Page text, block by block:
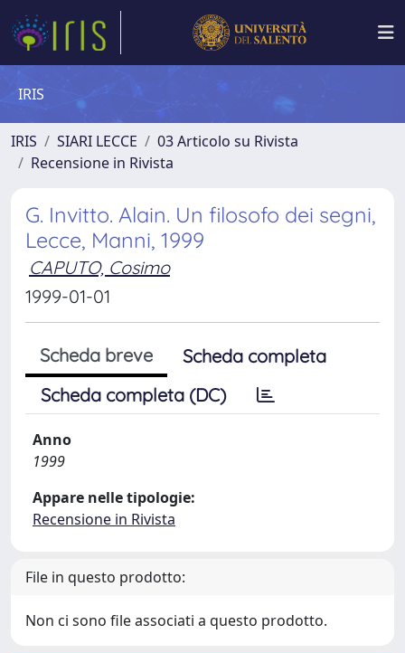
IRIS
IRIS SIARI LECCE
03 Articolo su Rivista
Recensione in Rivista
G. Invitto. Alain. Un filosofo dei segni,
Lecce, Manni, 1999
CAPUTO, Cosimo
1999-01-01
Scheda breve
Scheda completa
Scheda completa (DC)
Anno
1999
Appare nelle tipologie:
Recensione in Rivista
File in questo prodotto:
Non ci sono file associati a questo prodotto.